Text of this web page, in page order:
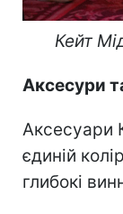
Кейт
Аксесури
Аксесуари
єдиній
глибокі